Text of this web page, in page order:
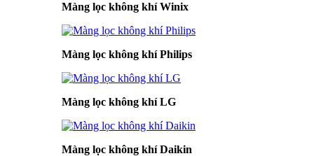
Màng lọc không khí Winix
Màng lọc không khí Philips
Màng lọc không khí LG
Màng lọc không khí Daikin